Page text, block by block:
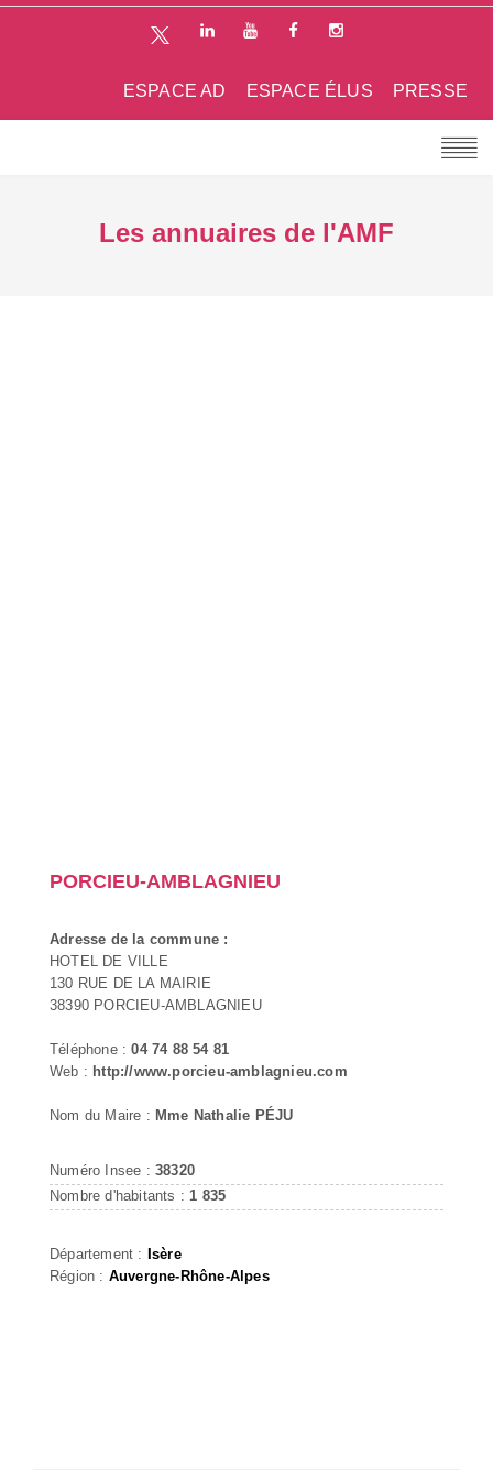
PRESSE
ESPACE ÉLUS
ESPACE AD
Les annuaires de l'AMF
PORCIEU-AMBLAGNIEU
Adresse de la commune :
HOTEL DE VILLE
130 RUE DE LA MAIRIE
38390 PORCIEU-AMBLAGNIEU
Téléphone :04 74 88 54 81
Web : http://www.porcieu-amblagnieu.com
Nom du Maire : Mme Nathalie PÉJU
Numéro Insee : 38320
Nombre d'habitants : 1 835
Département : Isère
Région : Auvergne-Rhône-Alpes